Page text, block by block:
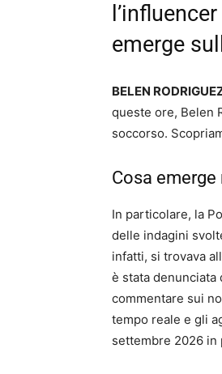
emerge
BELEN
queste ore, Belen
soccorso.
Cosa
In particolare, la
delle indagini
infatti, si trovava
è stata denunciata
commentare sui
tempo reale e gli
settembre 2026 in